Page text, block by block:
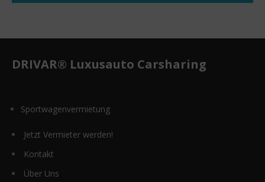
DRIVAR® Luxusauto Carsharing
Sportwagenvermietung
Jetzt Vermieter werden!
Kontakt
Über Uns